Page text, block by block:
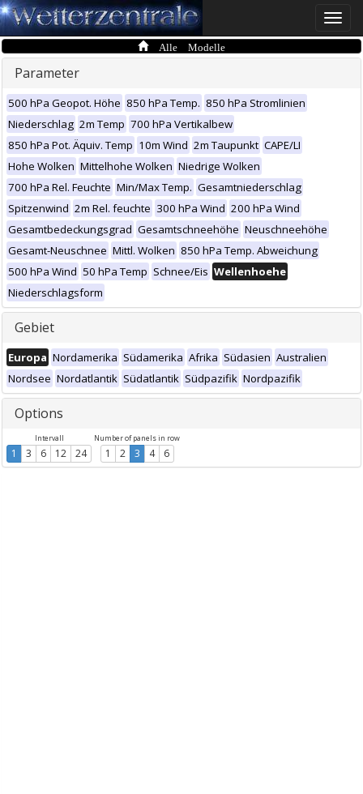
Toggle
Alle Modelle
Parameter
500 hPa Geopot. Höhe 850 hPa Temp. 850 hPa Stromlinien
Niederschlag 2m Temp 700 hPa Vertikalbew
850 hPa Pot. Äquiv. Temp 10m Wind 2m Taupunkt CAPE/LI
Hohe Wolken Mittelhohe Wolken Niedrige Wolken
700 hPa Rel. Feuchte Min/Max Temp. Gesamtniederschlag
Spitzenwind 2m Rel. feuchte 300 hPa Wind 200 hPa Wind
Gesamtbedeckungsgrad Gesamtschneehöhe Neuschneehöhe
Gesamt-Neuschnee Mittl. Wolken 850 hPa Temp. Abweichung
500 hPa Wind 50 hPa Temp Schnee/Eis Wellenhoehe
Niederschlagsform
Gebiet
Europa Nordamerika Südamerika Afrika Südasien Australien
Nordsee Nordatlantik Südatlantik Südpazifik Nordpazifik
Options
Intervall
1 3 6 12 24
Number of panels in row
1 2 3 4 6